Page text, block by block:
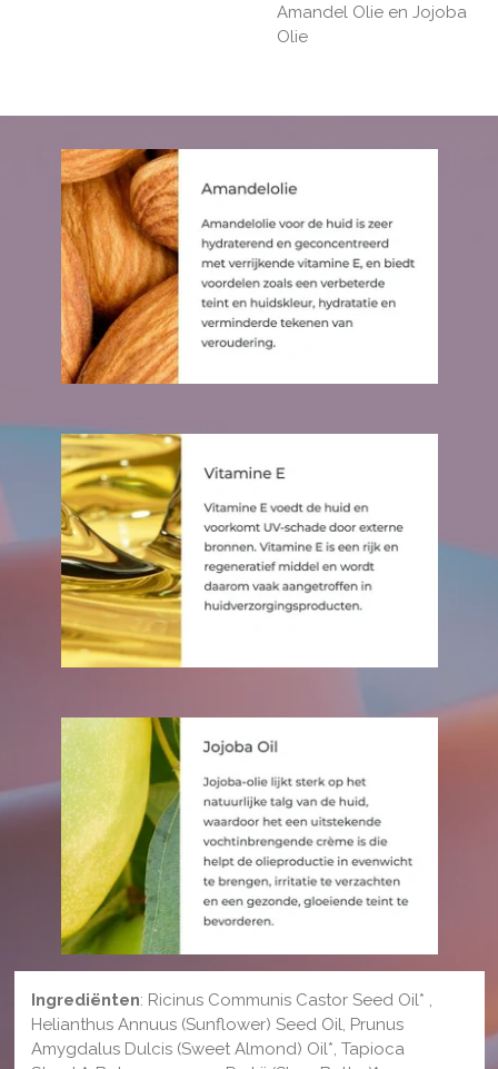
Amandel Olie en Jojoba
Olie
Ingrediënten: Ricinus Communis Castor Seed Oil* ,
Helianthus Annuus (Sunflower) Seed Oil, Prunus
Amygdalus Dulcis (Sweet Almond) Oil*, Tapioca